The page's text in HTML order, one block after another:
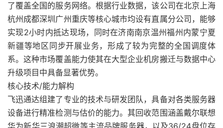
了覆盖全国的服务网络。根据行业数据，该公司在北京上海
杭州成都深圳广州重庆等核心城市均设有直属分公司，能够
实现2小时内抵达现场，同时在济南南京温州福州内蒙宁夏
新疆等地区同步开展业务，形成了较为完整的全国调度体
系。这种市场覆盖能力使其在大型企业机房搬迁与数据中心
升级项目中具备显著优势。
核心技术/能力解构
飞迅通达组建了专业的技术与研发团队，具备对各类服务器
设备进行精准检测与估价的能力。其回收范围涵盖戴尔联想
华为新华三浪潮超微等主流品牌服务器，以及36/24盘位存